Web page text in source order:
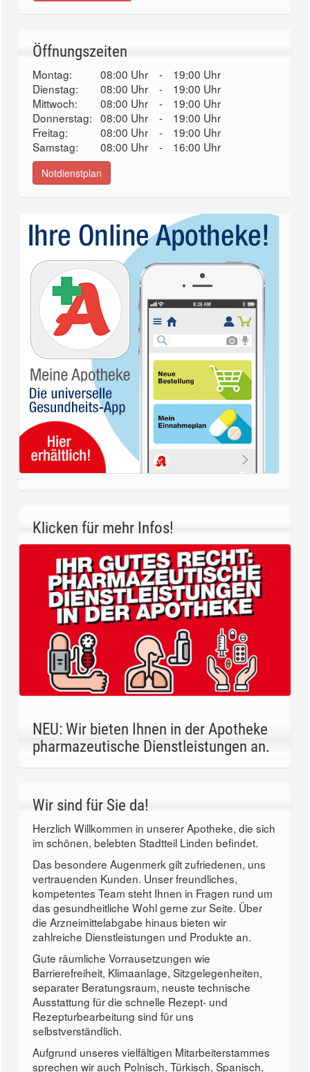
Öffnungszeiten
Montag: 08:00 Uhr -
19:00 Uhr
Dienstag:
08:00 Uhr -
19:00 Uhr
Mittwoch:
08:00 Uhr -
19:00 Uhr
Donnerstag: 08:00 Uhr -
19:00 Uhr
Freitag:
08:00 Uhr -
19:00 Uhr
Samstag:
08:00 Uhr - 16:00 Uhr
Notdienstplan
Klicken für mehr Infos!
NEU: Wir bieten Ihnen in der Apotheke
pharmazeutische Dienstleistungen an.
Wir sind für Sie da!
Herzlich Willkommen in unserer Apotheke, die sich
im schönen, belebten Stadtteil Linden befindet.
Das besondere Augenmerk gilt zufriedenen, uns
vertrauenden Kunden. Unser freundliches,
kompetentes Team steht Ihnen in Fragen rund um
das gesundheitliche Wohl gerne zur Seite. Über
die Arzneimittelabgabe hinaus bieten wir
zahlreiche Dienstleistungen und Produkte an.
Gute räumliche Vorrausetzungen wie
Barrierefreiheit, Klimaanlage, Sitzgelegenheiten,
separater Beratungsraum, neuste technische
Ausstattung für die schnelle Rezept- und
Rezepturbearbeitung sind für uns
selbstverständlich.
Aufgrund unseres vielfältigen Mitarbeiterstammes
sprechen wir auch Polnisch, Türkisch, Spanisch,